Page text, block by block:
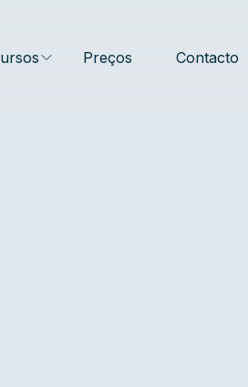
Preços Contacto